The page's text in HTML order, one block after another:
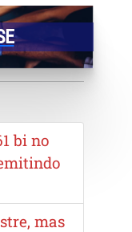
bi no
mas